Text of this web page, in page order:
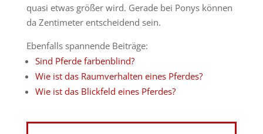
quasi etwas größer wird. Gerade bei Ponys können
da Zentimeter entscheidend sein.
Ebenfalls spannende Beiträge:
Sind Pferde farbenblind?
Wie ist das Raumverhalten eines Pferdes?
Wie ist das Blickfeld eines Pferdes?